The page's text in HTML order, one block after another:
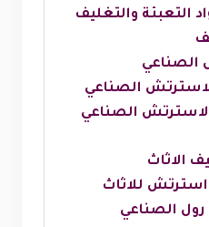
الصناعي
الصناعي
الصناعي
الاثاث
استرتش للاثاث
الصناعي